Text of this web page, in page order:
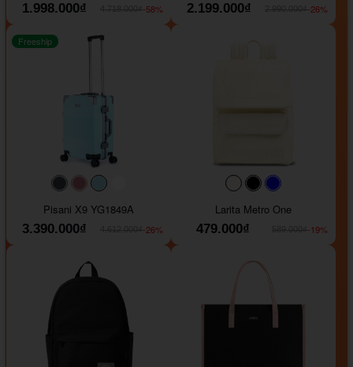
1.998.000₫
-58%
2.199.000₫
-26%
#40454a#b76e79
#9ad8e7
Freeship
Pisani X9 YG1849A
3.390.000₫
-26%
#faf0e6#000000
Larita Metro One
479.000₫
-19%